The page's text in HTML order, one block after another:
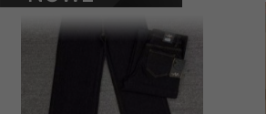
PRODUKTY